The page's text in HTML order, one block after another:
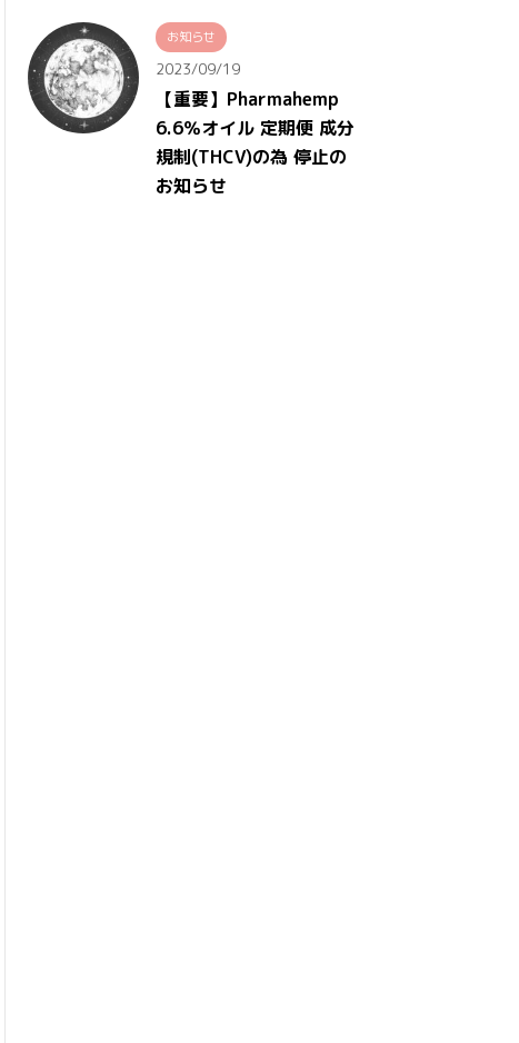
お知らせ
2023/09/19
【重要】Pharmahemp
6.6％オイル 定期便 成分
規制(THCV)の為 停止の
お知らせ